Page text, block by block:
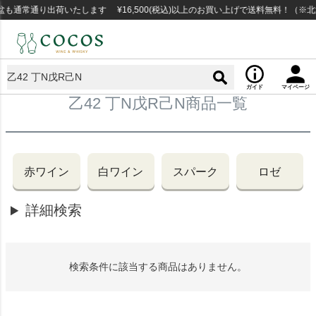
通常通り出荷いたします ¥16,500(税込)以上のお買い上げで送料無料！（※北
ガイド マイページ
乙42 丁N戊R己N商品一覧
赤ワイン 白ワイン スパーク ロゼ
詳細検索
検索条件に該当する商品はありません。